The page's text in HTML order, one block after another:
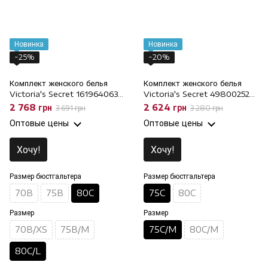
Новинка
−25%
Комплект женского белья
Victoria's Secret 161964063
Фиолетовый, 80C/L, 80C
2 768 грн 3 691 грн
Оптовые цены
Хочу!
Размер бюстгальтера
70B 75B 80C
Размер
70B/XS 75B/M
80C/L
Новинка
−20%
Комплект женского белья
Victoria's Secret 498002520
Черный, 75C/M, 75C
2 624 грн 3 280 грн
Оптовые цены
Хочу!
Размер бюстгальтера
75C 80C
Размер
75C/M 80C/M